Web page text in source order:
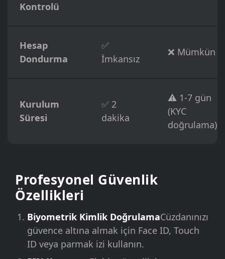
Kontrolü
Hesap
Dondurma
✅
İmkansız
❌ Mümkün
Kurulum
Süresi
✅ 2
dakika
⚠️ 1-7 gün
(KYC
doğrulama)
Profesyonel Güvenlik
Özellikleri
Biyometrik Kimlik DoğrulamaCüzdanınızı
güvence altına almak için Face ID, Touch
ID veya parmak izi kullanın.